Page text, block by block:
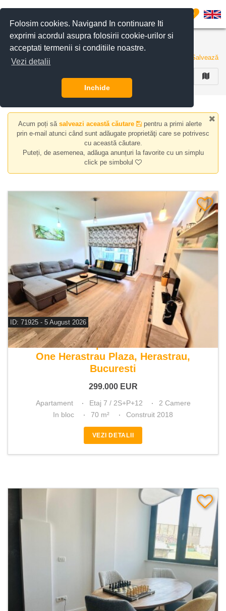
Folosim cookies. Navigand In continuare Iti
exprimi acordul asupra folosirii cookie-urilor si
acceptati termenii si conditiile noastre.
Vezi detalii
Inchide
0
Apartamente de vanzare in Bucuresti
33 de anunturi Salvează
FILTREAZA
Acum poți să salveazi această căutare
pentru a primi alerte
prin e-mail atunci când sunt adăugate proprietăţi care se potrivesc
cu această căutare.
Puteți, de asemenea, adăuga anunțuri la favorite cu un simplu
click pe simbolul
ID: 71925 - 5 August 2026
De vanzare apartament 2 camere
One Herastrau Plaza, Herastrau,
Bucuresti
299.000 EUR
Apartament Etaj 7 / 2S+P+12
2 Camere
In bloc
70 m² Construit 2018
VEZI DETALII